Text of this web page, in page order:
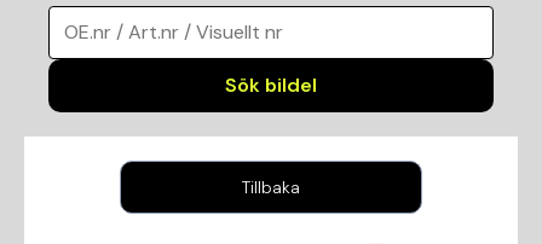
OE.nr / Art.nr / Visuellt nr
Sök bildel
Tillbaka